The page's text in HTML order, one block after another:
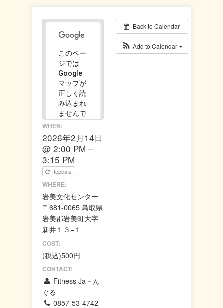
Back to Calendar
Add to Calendar
このペー
ジでは
Google
マップが
正しく読
み込まれ
ませんで
した。
この
ウェ
ブサ
イト
有者
です
か？
WHEN:
2026年2月14日
@ 2:00 PM –
3:15 PM
Repeats
WHERE:
岩美文化センター
〒681-0065 鳥取県
岩美郡岩美町大字
新井１３−１
COST:
(税込)500円
CONTACT:
Fitness Ja－ん
ぐる
0857-53-4742